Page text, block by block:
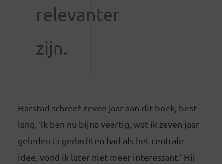
relevanter
zijn.
Harstad schreef zeven jaar aan dit boek, best
lang. ‘Ik ben nu bijna veertig, wat ik zeven jaar
geleden in gedachten had als het centrale
idee, vond ik later niet meer interessant.’ Hij